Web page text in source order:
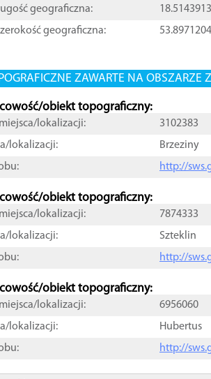
geograficzna:
geograficzna:
ZAWARTE NA OBSZARZE
obiekt topograficzny:
lokalizacji:
3102383
lokalizacji:
Brzeziny
http://
obiekt topograficzny:
lokalizacji:
7874333
lokalizacji:
Szteklin
http://
obiekt topograficzny:
lokalizacji:
6956060
lokalizacji:
Hubertus
http://